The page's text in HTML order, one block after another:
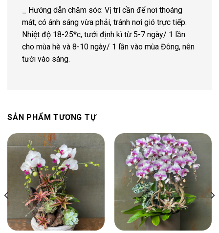
_ Hướng dẫn chăm sóc: Vị trí cần để nơi thoáng
mát, có ánh sáng vừa phải, tránh nơi gió trực tiếp.
Nhiệt độ 18-25*c, tưới định kì từ 5-7 ngày/ 1 lần
cho mùa hè và 8-10 ngày/ 1 lần vào mùa Đông, nên
tưới vào sáng.
SẢN PHẨM TƯƠNG TỰ